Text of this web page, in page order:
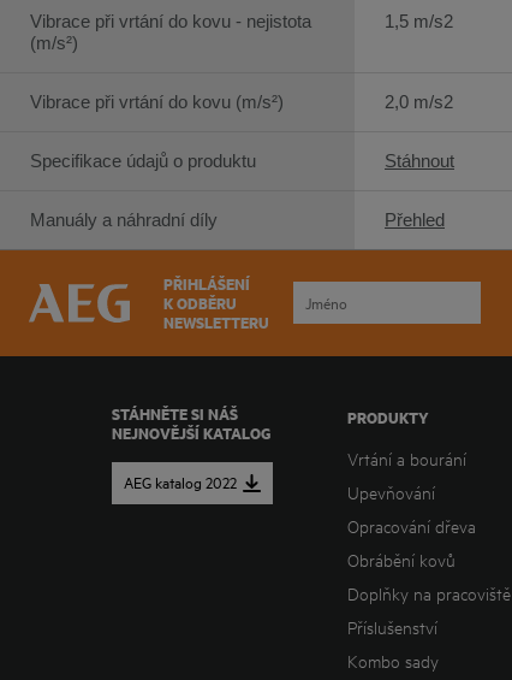
Vibrace při vrtání do kovu - nejistota
(m/s²)
Vibrace při vrtání do kovu (m/s²)
Specifikace údajů o produktu
Manuály a náhradní díly
1,5 m/s2
2,0 m/s2
Stáhnout
Přehled
PŘIHLÁŠENÍ
K ODBĚRU
NEWSLETTERU
STÁHNĚTE SI NÁŠ
NEJNOVĚJŠÍ KATALOG
AEG katalog 2022
PRODUKTY
Vrtání a bourání
Upevňování
Opracování dřeva
Obrábění kovů
Doplňky na pracoviště
Příslušenství
Kombo sady